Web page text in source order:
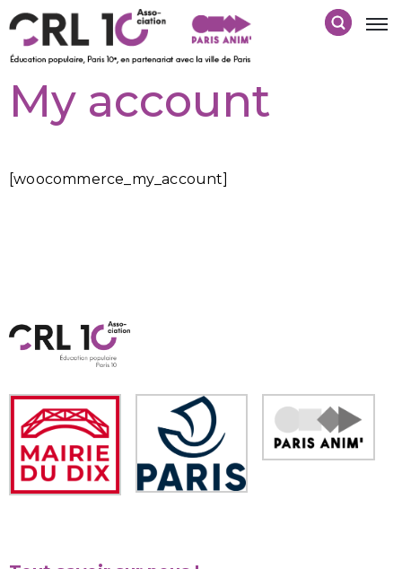
My account
[woocommerce_my_account]